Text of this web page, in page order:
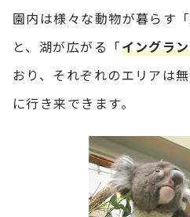
園内は様々な動物が暮らす「
と、湖が広がる「イングラ
おり、それぞれのエリアは
に行き来できます。